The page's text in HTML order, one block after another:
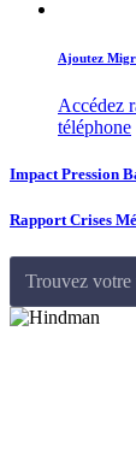
Ajoutez
Accédez
téléphone
Impact Pression
Rapport Crises
Trouvez